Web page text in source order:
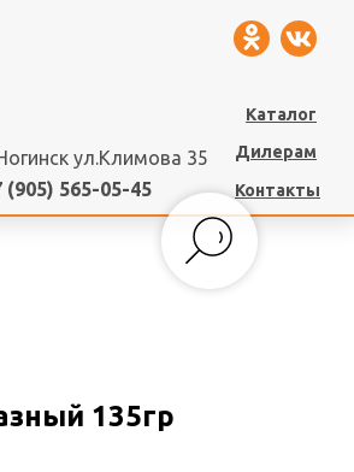
ул.Климова 35
(905) 565-05-45
Дилерам
Контакты
Каталог
135гр